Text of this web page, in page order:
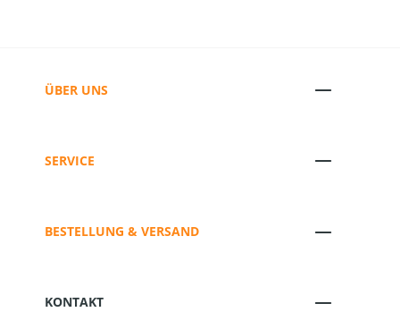
ÜBER UNS
SERVICE
BESTELLUNG & VERSAND
KONTAKT